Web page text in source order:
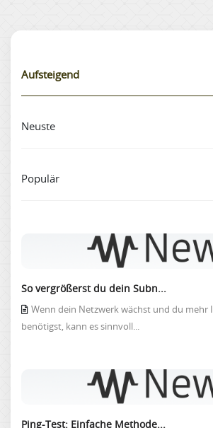
Aufsteigend
Neuste
Populär
So vergrößerst du dein Subn...
Wenn dein Netzwerk wächst und du mehr
benötigst, kann es sinnvoll...
Ping-Test: Einfache Methode...